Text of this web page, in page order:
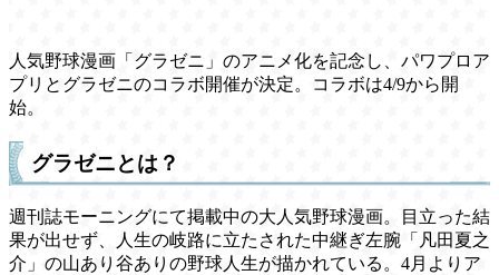
人気野球漫画「グラゼニ」のアニメ化を記念し、パワプロア
プリとグラゼニのコラボ開催が決定。コラボは4/9から開
始。
グラゼニとは？
週刊誌モーニングにて掲載中の大人気野球漫画。目立った結
果が出せず、人生の岐路に立たされた中継ぎ左腕「凡田夏之
介」の山あり谷ありの野球人生が描かれている。4月よりア